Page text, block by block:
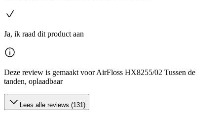
Ja, ik raad dit product aan
Deze review is gemaakt voor AirFloss HX8255/02 Tussen de
tanden, oplaadbaar
Lees alle reviews (131)